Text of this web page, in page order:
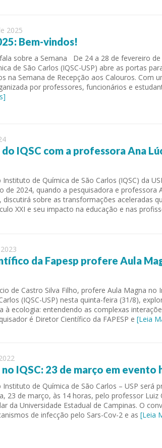
2025
Bem-vindos!
sobre a Semana De 24 a 28 de fevereiro de
de São Carlos (IQSC-USP) abre as portas
na Semana de Recepção aos Calouros. Com
por professores, funcionários e
IQSC com a professora Ana
de Química de São Carlos (IQSC) da
de 2024, quando a pesquisadora e professora
discutirá sobre as transformações aceleradas
XXI e seu impacto na educação e nas
da Fapesp profere Aula
de Castro Silva Filho, profere Aula Magna no
(IQSC-USP) nesta quinta-feira (31/8),
à ecologia: entendendo as complexas
é Diretor Científico da FAPESP e [Leia
IQSC: 23 de março em evento
Instituto de Química de São Carlos – USP será
23 de março, às 14 horas, pelo professor Luiz
da Universidade Estadual de Campinas. O
de infecção pelo Sars-Cov-2 e as [Leia
and